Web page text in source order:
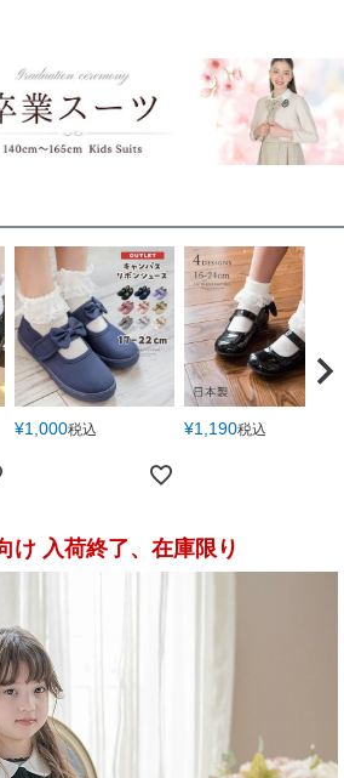
¥1,000税込 ¥1,190税込
入荷終了、在庫限り